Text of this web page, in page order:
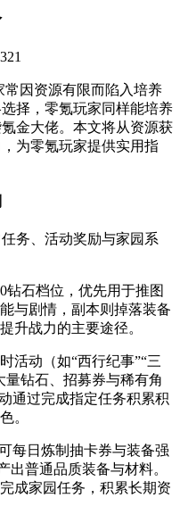
321
因资源有限而陷入培养
择，零氪玩家同样能培养
金大佬。本文将从资源获
为零氪玩家提供实用指
务、活动奖励与家园系
钻石档位，优先用于推图
与剧情，副本则掉落装备
升战力的主要途径。
活动（如“西行纪事”“三
钻石、招募券与稀有角
通过完成指定任务积累积
。
每日炼制抽卡券与装备强
出普通品质装备与材料。
成家园任务，积累长期资